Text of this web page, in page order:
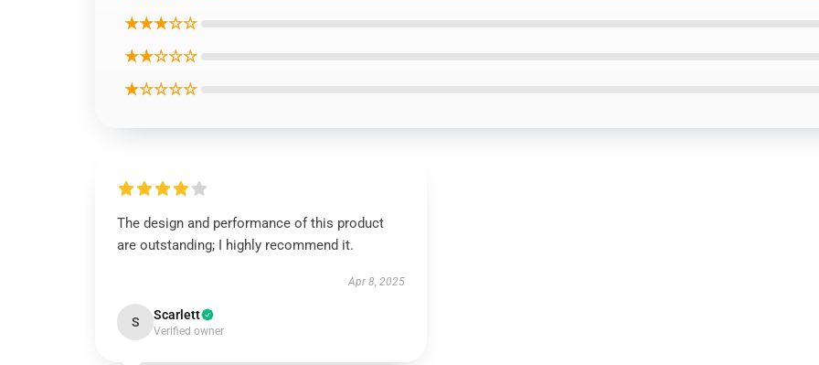
★★★☆☆
★★☆☆☆
★☆☆☆☆
The design and performance of this product
are outstanding; I highly recommend it.
Apr 8, 2025
S Scarlett
Verified owner